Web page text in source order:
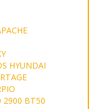
HYUNDAI
2900 BT50